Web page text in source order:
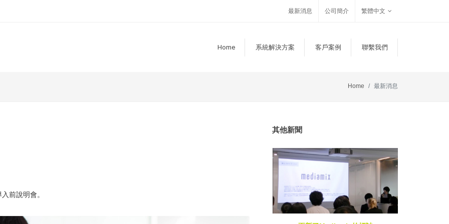
最新消息 公司簡介 繁體中文
Home 系統解決方案 客戶案例 聯繫我們
Home 最新消息
前說明會。
其他新聞